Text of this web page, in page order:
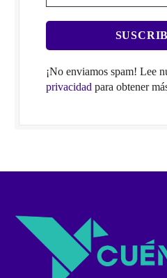
¡No enviamos spam! Lee
privacidad para obtener